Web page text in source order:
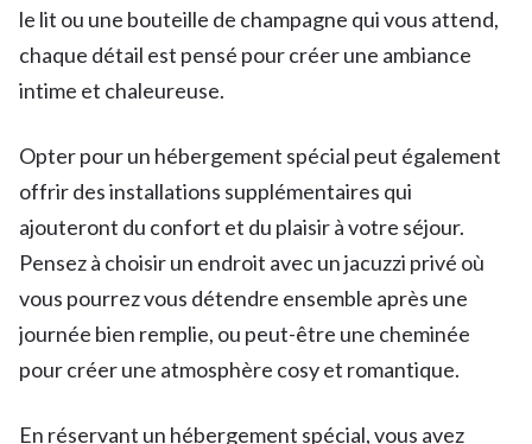
le lit ou une bouteille de champagne qui vous attend,
chaque détail est pensé pour créer une ambiance
intime et chaleureuse.
Opter pour un hébergement spécial peut également
offrir des installations supplémentaires qui
ajouteront du confort et du plaisir à votre séjour.
Pensez à choisir un endroit avec un jacuzzi privé où
vous pourrez vous détendre ensemble après une
journée bien remplie, ou peut-être une cheminée
pour créer une atmosphère cosy et romantique.
En réservant un hébergement spécial, vous avez